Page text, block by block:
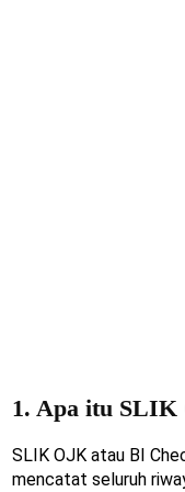
1. Apa itu SLIK
SLIK OJK atau BI
mencatat seluruh